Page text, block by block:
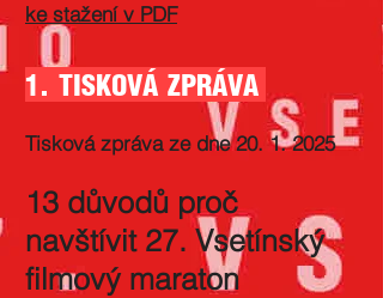
ke stažení v PDF
1. TISKOVÁ ZPRÁVA
Tisková zpráva ze dne20. 1. 2025
13 důvodů proč
navštívit 27. Vsetínský
filmový maraton